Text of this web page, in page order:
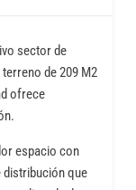
sector de
de 209 M2
ofrece
espacio con
distribución que